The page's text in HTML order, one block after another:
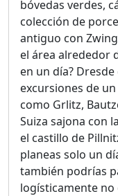
bóvedas verdes,
colección de
antiguo con
el área alrededor
en un día?
excursiones de
como Grlitz,
Suiza sajona con
el castillo de
planeas solo un
también podrías
logísticamente no